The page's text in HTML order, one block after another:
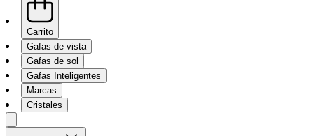
Carrito
Gafas de vista
Gafas de sol
Gafas Inteligentes
Marcas
Cristales